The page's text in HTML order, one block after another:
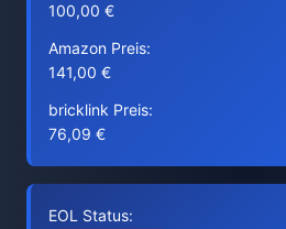
100,00 €
Amazon Preis:
141,00 €
bricklink Preis:
76,09 €
EOL Status: